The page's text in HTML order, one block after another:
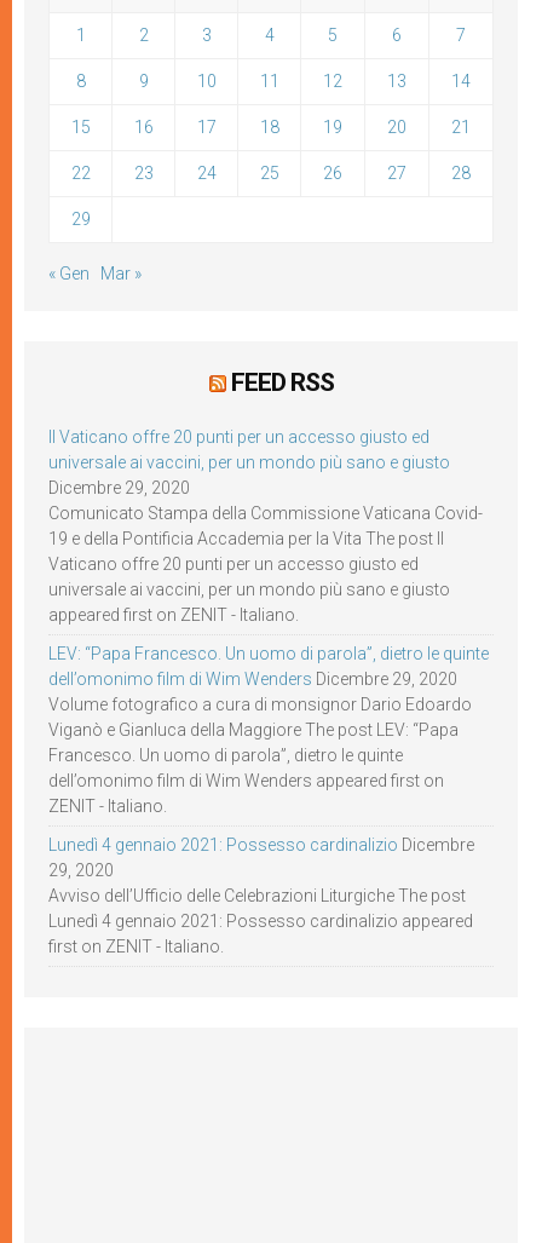
1 2 3 4 5 6 7
8 9 10 11 12 13 14
15 16 17 18 19 20 21
22 23 24 25 26 27 28
29
« Gen Mar »
FEED RSS
Il Vaticano offre 20 punti per un accesso giusto ed
universale ai vaccini, per un mondo più sano e giusto
Dicembre 29, 2020
Comunicato Stampa della Commissione Vaticana Covid-
19 e della Pontificia Accademia per la Vita The post Il
Vaticano offre 20 punti per un accesso giusto ed
universale ai vaccini, per un mondo più sano e giusto
appeared first on ZENIT - Italiano.
LEV: “Papa Francesco. Un uomo di parola”, dietro le quinte
dell’omonimo film di Wim Wenders Dicembre 29, 2020
Volume fotografico a cura di monsignor Dario Edoardo
Viganò e Gianluca della Maggiore The post LEV: “Papa
Francesco. Un uomo di parola”, dietro le quinte
dell’omonimo film di Wim Wenders appeared first on
ZENIT - Italiano.
Lunedì 4 gennaio 2021: Possesso cardinalizio Dicembre
29, 2020
Avviso dell’Ufficio delle Celebrazioni Liturgiche The post
Lunedì 4 gennaio 2021: Possesso cardinalizio appeared
first on ZENIT - Italiano.